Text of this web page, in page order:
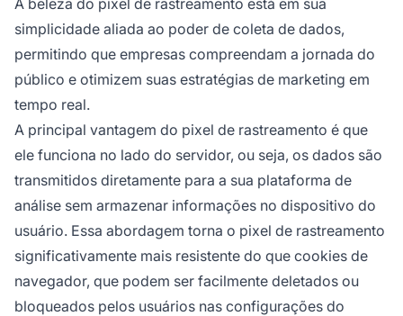
simplicidade aliada ao poder de coleta de dados,
permitindo que empresas compreendam a jornada do
público e otimizem suas estratégias de marketing em
tempo real.
A principal vantagem do pixel de rastreamento é que
ele funciona no lado do servidor, ou seja, os dados são
transmitidos diretamente para a sua plataforma de
análise sem armazenar informações no dispositivo do
usuário. Essa abordagem torna o pixel de rastreamento
significativamente mais resistente do que cookies de
navegador, que podem ser facilmente deletados ou
bloqueados pelos usuários nas configurações do